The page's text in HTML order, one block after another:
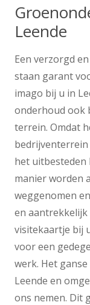
Leende
Een verzorgd
staan garant
imago bij u in
onderhoud ook
terrein. Omdat
het uitbesteden
manier worden
weggenomen
en
visitekaartje bij
voor een
werk. Het
Leende en
ons nemen. Dit